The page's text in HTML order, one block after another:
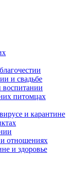
и свадьбе
воспитании
питомцах
и карантине
отношениях
и здоровье